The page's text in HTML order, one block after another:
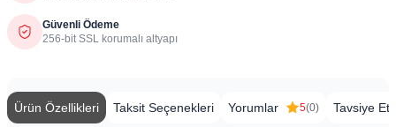
Güvenli Ödeme
256-bit SSL korumalı altyapı
Ürün Özellikleri Taksit Seçenekleri Yorumlar 5(0) Tavsiye Et